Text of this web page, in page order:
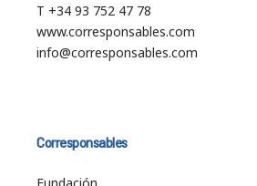
T +34 93 752 47 78
www.corresponsables.com
info@corresponsables.com
Corresponsables